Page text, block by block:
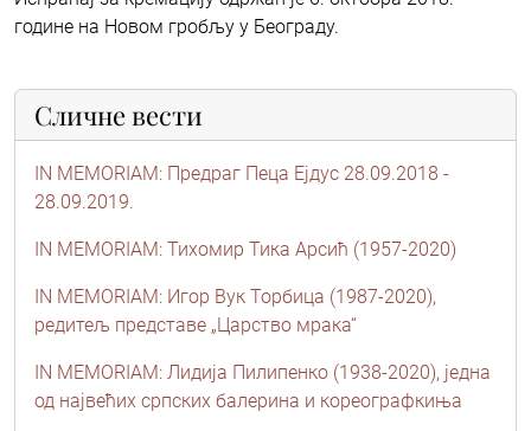
године на Новом гробљу у Београду.
Сличне вести
IN MEMORIAM: Предраг Пеца Ејдус 28.09.2018 -
28.09.2019.
IN MEMORIAM: Тихомир Тика Арсић (1957-2020)
IN MEMORIAM: Игор Вук Торбица (1987-2020),
редитељ представе „Царство мрака“
IN MEMORIAM: Лидија Пилипенко (1938-2020), једна
од највећих српских балерина и кореографкиња